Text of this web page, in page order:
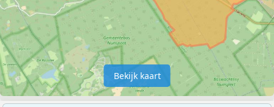
Bekijk kaart